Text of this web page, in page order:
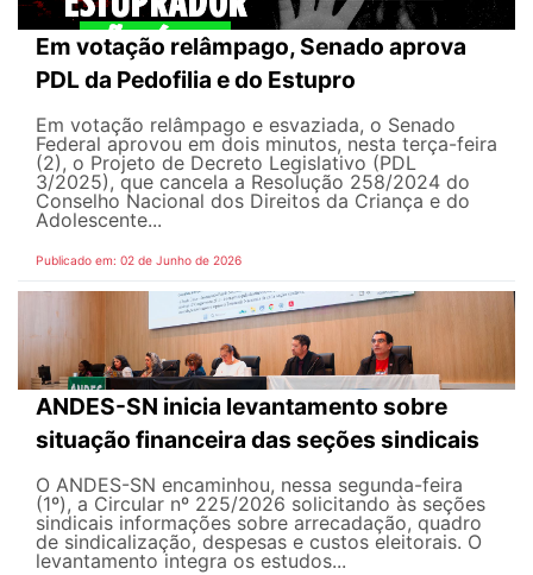
Em votação relâmpago, Senado aprova
PDL da Pedofilia e do Estupro
Em votação relâmpago e esvaziada, o Senado
Federal aprovou em dois minutos, nesta terça-feira
(2), o Projeto de Decreto Legislativo (PDL
3/2025), que cancela a Resolução 258/2024 do
Conselho Nacional dos Direitos da Criança e do
Adolescente...
Publicado em: 02 de Junho de 2026
ANDES-SN inicia levantamento sobre
situação financeira das seções sindicais
O ANDES-SN encaminhou, nessa segunda-feira
(1º), a Circular nº 225/2026 solicitando às seções
sindicais informações sobre arrecadação, quadro
de sindicalização, despesas e custos eleitorais. O
levantamento integra os estudos...